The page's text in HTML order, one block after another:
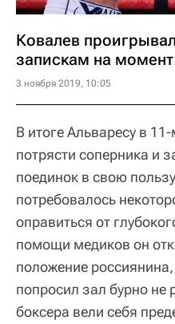
Ковалев
запискам на
3 ноября 2019, 10:05
В итоге Альваресу в
потрясти соперника и
поединок в свою
потребовалось
оправиться от
помощи медиков он
положение
попросил зал бурно не
боксера вели себя